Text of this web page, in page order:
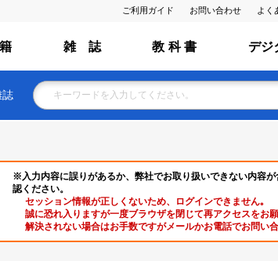
ご利用ガイド お問い合わせ よく
雑 誌 教 科 書 デジ
誌
※入力内容に誤りがあるか、弊社でお取り扱いできない内容
認ください。
セッション情報が正しくないため、ログインできません｡
誠に恐れ入りますが一度ブラウザを閉じて再アクセスをお願
解決されない場合はお手数ですがメールかお電話でお問い合